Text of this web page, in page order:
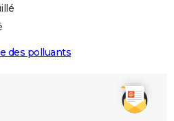
des polluants